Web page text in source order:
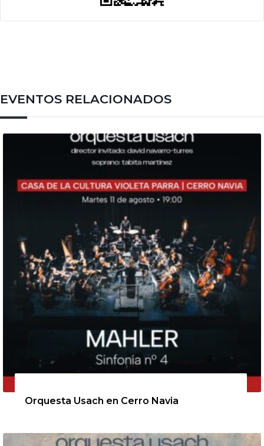
EVENTOS RELACIONADOS
Orquesta Usach en Cerro Navia